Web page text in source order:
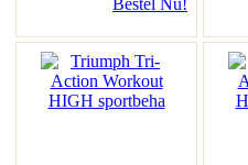
Bestel Nu!